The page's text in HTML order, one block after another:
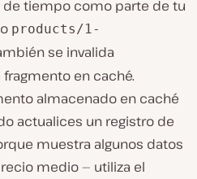
de tiempo como parte de tu
products/1-
se invalida
en caché.
almacenado en caché
actualices un registro de
muestra algunos datos
medio — utiliza el